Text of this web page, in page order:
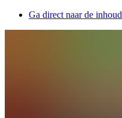
Ga direct naar de inhoud